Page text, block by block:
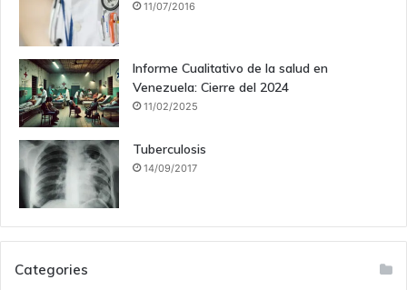
11/07/2016
Informe Cualitativo de la salud en
Venezuela: Cierre del 2024
11/02/2025
Tuberculosis
14/09/2017
Categories